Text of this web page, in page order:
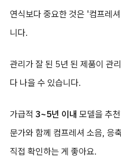
연식보다 중요한 것은 '컴프레
니다.
관리가 잘 된 5년 된 제품이 관
다 나을 수 있습니다.
가급적 3~5년 이내 모델을 추
문가와 함께 컴프레셔 소음, 응
직접 확인하는 게 좋아요.